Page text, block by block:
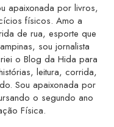
apaixonada por livros,
físicos. Amo a
de rua, esporte que
sou jornalista
o Blog da Hida para
leitura, corrida,
Sou apaixonada por
o segundo ano
Física.